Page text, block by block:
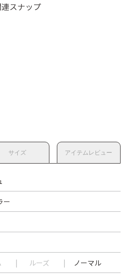
スナップ
サイズ アイテムレビュー
ー
ルーズ ノーマル